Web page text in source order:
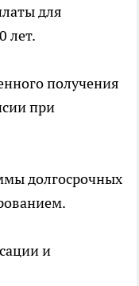
для
лет.
получения
при
долгосрочных
и